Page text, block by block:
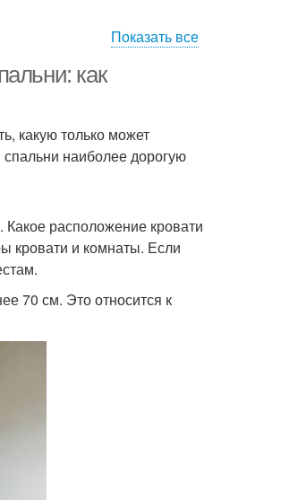
Показать все
как
какую только может
наиболее дорогую
расположение кровати
кровати и комнаты. Если
70 см. Это относится к